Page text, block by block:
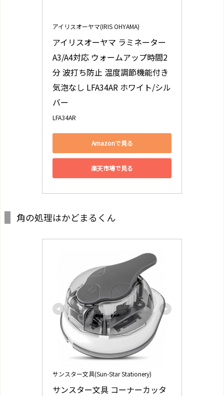
アイリスオーヤマ(IRIS OHYAMA)
アイリスオーヤマ ラミネーター
A3/A4対応 ウォームアップ時間2
分 波打ち防止 温度調節機能付き
気泡なし LFA34AR ホワイト/シル
バー
LFA34AR
Amazonで見る
楽天市場で見る
角の処理はかどまるくん
サンスター文具(Sun-Star Stationery)
サンスター文具 コーナーカッタ